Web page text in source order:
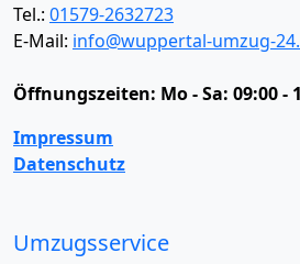
Tel.: 01579-2632723
E-Mail: info@wuppertal-umzug-
Öffnungszeiten: Mo - Sa: 09:00 -
Impressum
Datenschutz
Umzugsservice